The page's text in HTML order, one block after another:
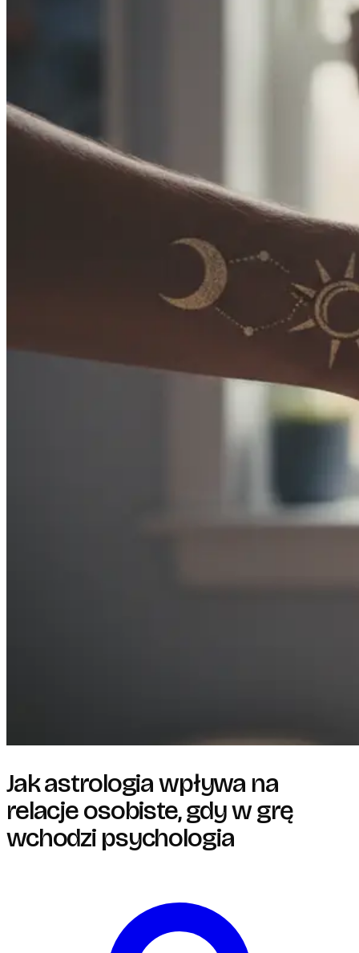
Jak astrologia wpływa na
relacje osobiste, gdy w grę
wchodzi psychologia